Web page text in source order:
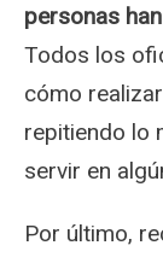
personas
Todos los
cómo
repitiendo lo
servir en
Por último,